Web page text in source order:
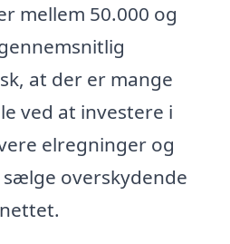
mellem 50.000 og
at der er mange
ved at investere i
elregninger og
overskydende